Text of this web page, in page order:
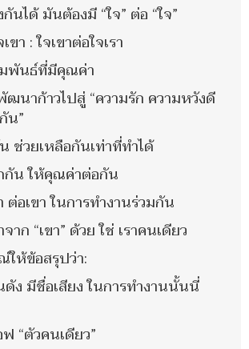
นได้ มันต้องมี “ใจ” ต่อ “ใจ”
ขา : ใจเขาต่อใจเรา
พันธ์ที่มีคุณค่า
นาก้าวไปสู่ “ความรัก ความหวังดี
น”
ช่วยเหลือกันเท่าที่ทำได้
กัน ให้คุณค่าต่อกัน
ต่อเขา ในการทำงานร่วมกัน
าก “เขา” ด้วย ใช่ เราคนเดียว
ให้ข้อสรุปว่า:
ดัง มีชื่อเสียง ในการทำงานนั้นนี่
“ตัวคนเดียว”